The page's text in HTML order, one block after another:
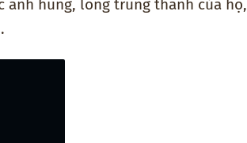
anh hùng, lòng trung thành của họ,